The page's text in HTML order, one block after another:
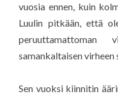
vuosia ennen, kuin
Luulin pitkään, että
samankaltaisen
Sen vuoksi kiinnitin